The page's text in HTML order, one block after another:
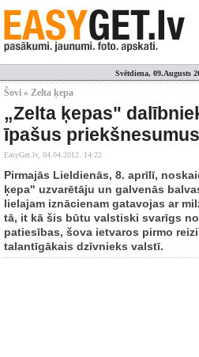
Svētdiena, 09.Augusts
Šovi » Zelta ķepa
„Zelta ķepas"
īpašus priekšnesumus
EasyGet.lv, 04.04.2012. 14:22
Pirmajās Lieldienās, 8. aprīlī,
ķepa" uzvarētāju un galvenās
lielajam iznācienam gatavojas ar
tā, it kā šis būtu valstiski svarīgs
patiesības, šova ietvaros pirmo
talantīgākais dzīvnieks valstī.